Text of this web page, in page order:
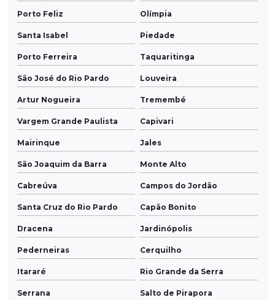
Porto Feliz Olímpia
Santa Isabel Piedade
Porto Ferreira Taquaritinga
São José do Rio Pardo Louveira
Artur Nogueira Tremembé
Vargem Grande Paulista Capivari
Mairinque Jales
São Joaquim da Barra Monte Alto
Cabreúva Campos do Jordão
Santa Cruz do Rio Pardo Capão Bonito
Dracena Jardinópolis
Pederneiras Cerquilho
Itararé Rio Grande da Serra
Serrana Salto de Pirapora